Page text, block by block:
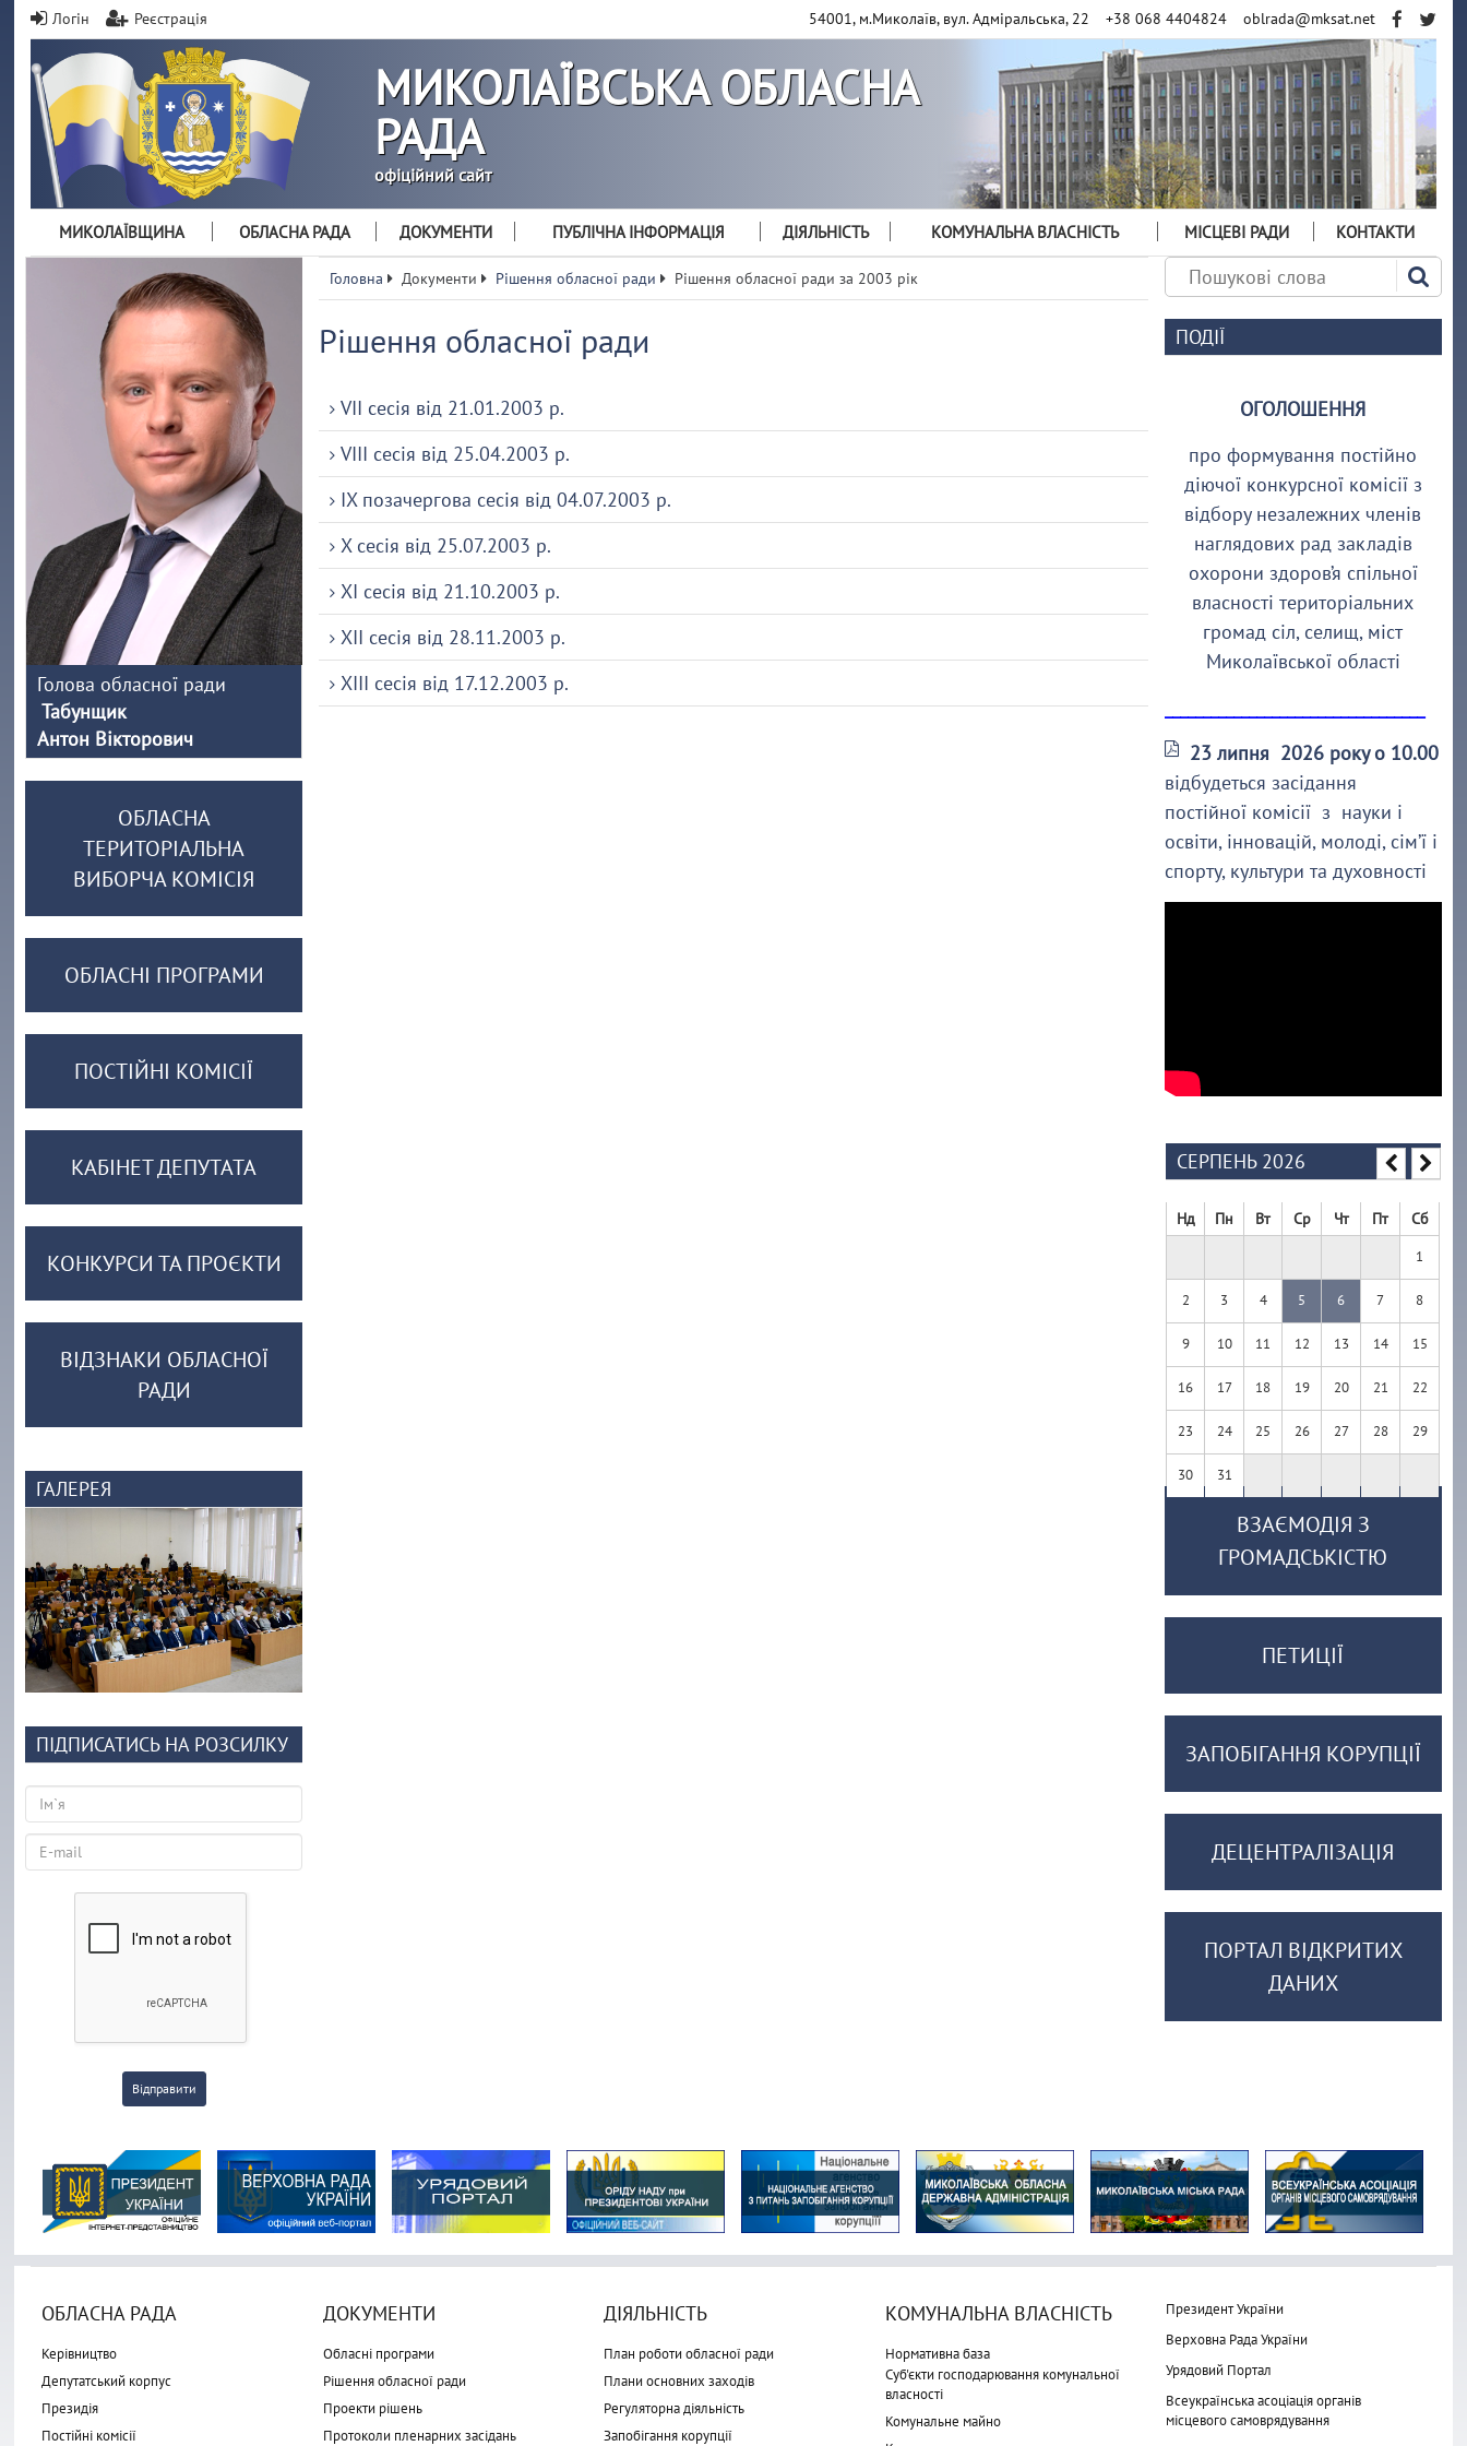
Логін Реєстрація 54001, м.Миколаїв, вул. Адміральська, 22 +38 068 4404824 oblrada@mksat.net
МИКОЛАЇВСЬКА ОБЛАСНА
РАДА
офіційний сайт
МИКОЛАЇВЩИНА ОБЛАСНА РАДА ДОКУМЕНТИ ПУБЛІЧНА ІНФОРМАЦІЯ ДІЯЛЬНІСТЬ КОМУНАЛЬНА ВЛАСНІСТЬ МІСЦЕВІ РАДИ КОНТАКТИ
Головна Документи Рішення обласної ради Рішення обласної ради за 2003 рік
Рішення обласної ради
VII сесія від 21.01.2003 р.
VIII сесія від 25.04.2003 р.
IX позачергова сесія від 04.07.2003 р.
X сесія від 25.07.2003 р.
XI сесія від 21.10.2003 р.
XII сесія від 28.11.2003 р.
XIII сесія від 17.12.2003 р.
ПОДІЇ
ОГОЛОШЕННЯ
про формування постійно
діючої конкурсної комісії з
відбору незалежних членів
наглядових рад закладів
охорони здоров’я спільної
власності територіальних
громад сіл, селищ, міст
Миколаївської області
23 липня 2026 року о 10.00
відбудеться засідання
постійної комісії з науки і
освіти, інновацій, молоді, сім’ї і
спорту, культури та духовності
СЕРПЕНЬ 2026
Нд Пн Вт Ср Чт Пт Сб
1
2 3 4 5 6 7 8
9 10 11 12 13 14 15
16 17 18 19 20 21 22
23 24 25 26 27 28 29
30 31
ВЗАЄМОДІЯ З
ГРОМАДСЬКІСТЮ
ПЕТИЦІЇ
ЗАПОБІГАННЯ КОРУПЦІЇ
ДЕЦЕНТРАЛІЗАЦІЯ
ПОРТАЛ ВІДКРИТИХ
ДАНИХ
Голова обласної ради
Табунщик
Антон Вікторович
ОБЛАСНА
ТЕРИТОРІАЛЬНА
ВИБОРЧА КОМІСІЯ
ОБЛАСНІ ПРОГРАМИ
ПОСТІЙНІ КОМІСІЇ
КАБІНЕТ ДЕПУТАТА
КОНКУРСИ ТА ПРОЄКТИ
ВІДЗНАКИ ОБЛАСНОЇ
РАДИ
ГАЛЕРЕЯ
ПІДПИСАТИСЬ НА РОЗСИЛКУ
Відправити
ОБЛАСНА РАДА
Керівництво
Депутатський корпус
Президія
Постійні комісії
ДОКУМЕНТИ
Обласні програми
Рішення обласної ради
Проекти рішень
Протоколи пленарних засідань
ДІЯЛЬНІСТЬ
План роботи обласної ради
Плани основних заходів
Регуляторна діяльність
Запобігання корупції
КОМУНАЛЬНА ВЛАСНІСТЬ
Нормативна база
Суб'єкти господарювання комунальної
власності
Комунальне майно
Президент України
Верховна Рада України
Урядовий Портал
Всеукраїнська асоціація органів
місцевого самоврядування